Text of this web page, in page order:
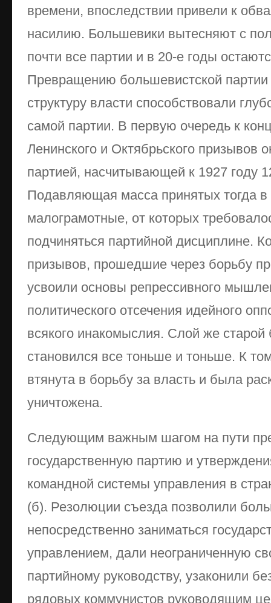
времени, впоследствии привели к
насилию. Большевики вытесняют с
почти все партии и в 20-е годы
Превращению большевистской партии
структуру власти способствовали
самой партии. В первую очередь к
Ленинского и Октябрьского призывов
партией, насчитывающей к 1927 году
Подавляющая масса принятых тогда
малограмотные, от которых
подчиняться партийной дисциплине.
призывов, прошедшие через борьбу
усвоили основы репрессивного
политического отсечения идейного
всякого инакомыслия. Слой же старой
становился все тоньше и тоньше. К
втянута в борьбу за власть и была
уничтожена.
Следующим важным шагом на пути
государственную партию и
командной системы управления в
(б). Резолюции съезда позволили
непосредственно заниматься
управлением, дали неограниченную
партийному руководству, узаконили
рядовых коммунистов руководящим